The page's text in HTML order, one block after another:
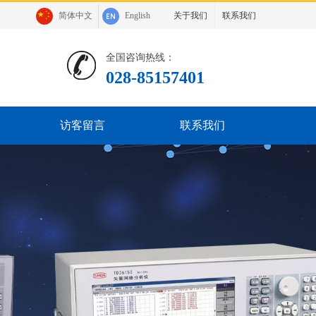
关于我们 联系我们
简体中文 English
全国咨询热线：
028-85157401
访客留言 联系我们